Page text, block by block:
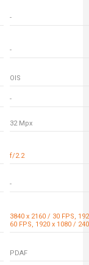
-
-
OIS
-
32 Mpx
f/2.2
-
3840 x 2160 / 30 FPS,
60 FPS, 1920 x 1080 /
PDAF